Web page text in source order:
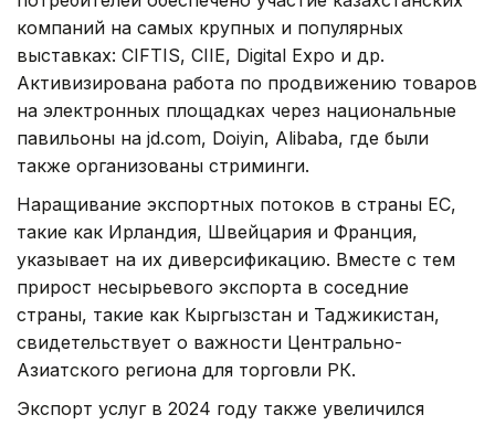
компаний на самых крупных и популярных
выставках: CIFTIS, CIIE, Digital Expo и др.
Активизирована работа по продвижению товаров
на электронных площадках через национальные
павильоны на jd.com, Doiyin, Alibaba, где были
также организованы стриминги.
Наращивание экспортных потоков в страны ЕС,
такие как Ирландия, Швейцария и Франция,
указывает на их диверсификацию. Вместе с тем
прирост несырьевого экспорта в соседние
страны, такие как Кыргызстан и Таджикистан,
свидетельствует о важности Центрально-
Азиатского региона для торговли РК.
Экспорт услуг в 2024 году также увеличился